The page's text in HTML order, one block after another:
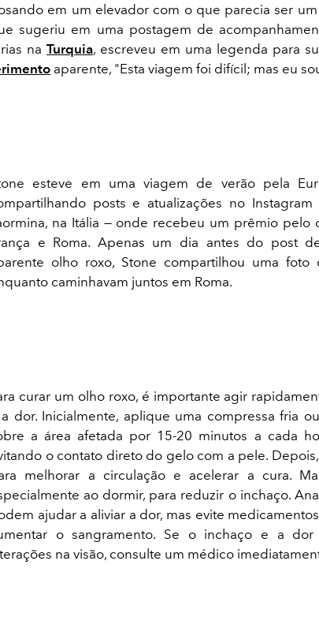
em um elevador com o que parecia ser
sugeriu em uma postagem de
na Turquia, escreveu em uma legenda para
aparente, "Esta viagem foi difícil; mas eu
esteve em uma viagem de verão pela
posts e atualizações no
na Itália — onde recebeu um prêmio pelo
e Roma. Apenas um dia antes do post
olho roxo, Stone compartilhou uma
caminhavam juntos em Roma.
curar um olho roxo, é importante agir
dor. Inicialmente, aplique uma compressa fria
a área afetada por 15-20 minutos a cada
o contato direto do gelo com a pele.
melhorar a circulação e acelerar a cura.
ao dormir, para reduzir o inchaço.
ajudar a aliviar a dor, mas evite
o sangramento. Se o inchaço e a
na visão, consulte um médico